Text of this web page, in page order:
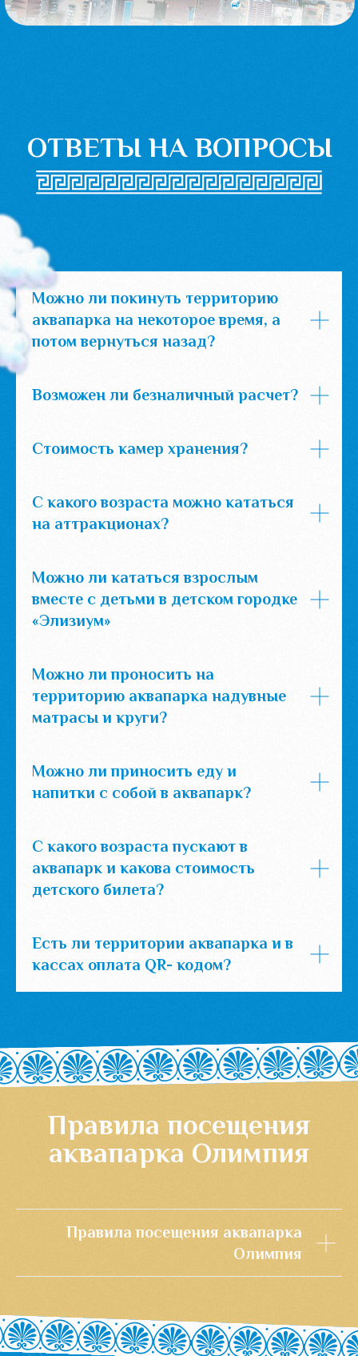
Можно ли покинуть территорию
аквапарка на некоторое время, а
потом вернуться назад?
Возможен ли безналичный расчет?
Стоимость камер хранения?
С какого возраста можно кататься
на аттракционах?
Можно ли кататься взрослым
вместе с детьми в детском городке
«Элизиум»
Можно ли проносить на
территорию аквапарка надувные
матрасы и круги?
Можно ли приносить еду и
напитки с собой в аквапарк?
С какого возраста пускают в
аквапарк и какова стоимость
детского билета?
Есть ли территории аквапарка и в
кассах оплата QR- кодом?
Правила посещения аквапарка
Олимпия